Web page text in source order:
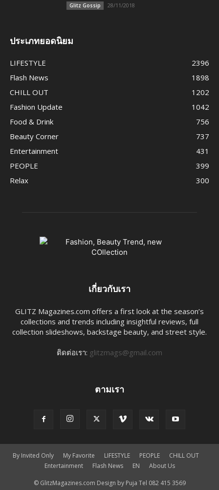
Glitz Gossip 28/11/2018
ประเภทยอดนิยม
LIFESTYLE
2396
Flash News
1898
CHILL OUT
1202
Fashion Update
1042
Food & Drink
756
Beauty Corner
737
Entertainment
431
PEOPLE
399
Relax
300
เกี่ยวกับเรา
GLITZ Magazines.com offers a first look at the season’s
collections and trends including insightful reviews, full
collection slideshows, backstage beauty, and street style.
ติดต่อเรา: glitzmags@gmail.com
ตามเรา
By Invited Only My Favorite LIFESTYLE PEOPLE
CHILL OUT
Entertainment
Flash News EN​ About Us
© GlitzMagazines.com Design by Puja Tel 082 415 3569